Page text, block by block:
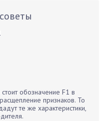
обозначение F1 в
признаков. То
те же характеристики,